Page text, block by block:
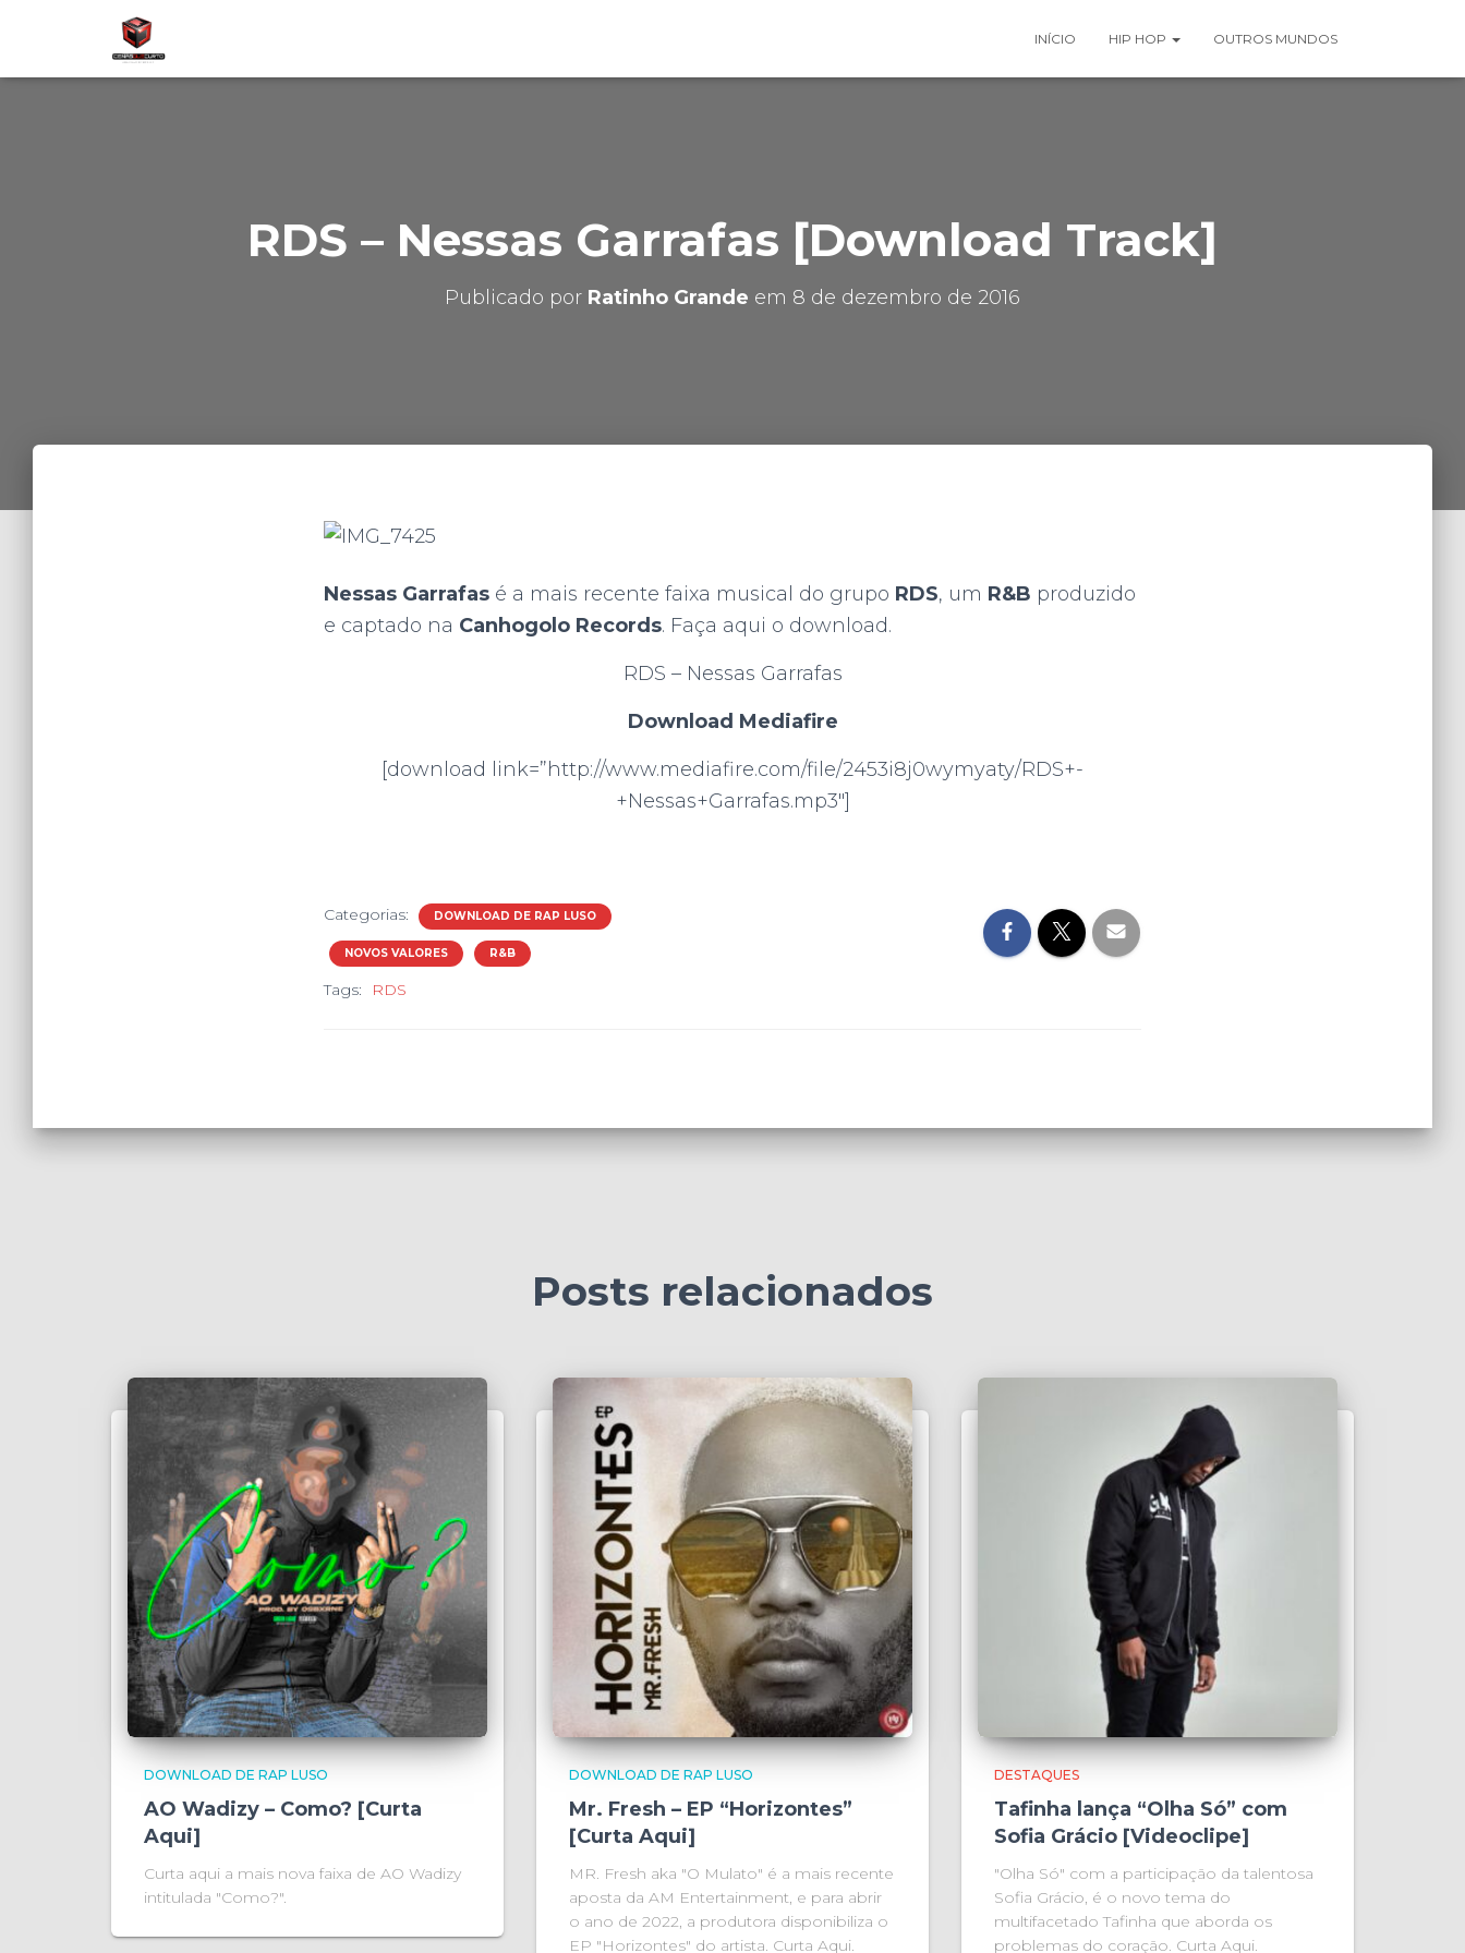
INÍCIO HIP HOP OUTROS MUNDOS
RDS – Nessas Garrafas [Download Track]
Publicado por Ratinho Grande em 8 de dezembro de 2016
Nessas Garrafas é a mais recente faixa musical do grupo RDS, um R&B produzido
e captado na Canhogolo Records. Faça aqui o download.
RDS – Nessas Garrafas
Download Mediafire
[download link=”http://www.mediafire.com/file/2453i8j0wymyaty/RDS+-
+Nessas+Garrafas.mp3″]
Categorias: DOWNLOAD DE RAP LUSO
NOVOS VALORES R&B
Tags: RDS
Posts relacionados
DOWNLOAD DE RAP LUSO
AO Wadizy – Como? [Curta
Aqui]
Curta aqui a mais nova faixa de AO Wadizy
intitulada "Como?".
DOWNLOAD DE RAP LUSO
Mr. Fresh – EP “Horizontes”
[Curta Aqui]
MR. Fresh aka "O Mulato" é a mais recente
aposta da AM Entertainment, e para abrir
o ano de 2022, a produtora disponibiliza o
EP "Horizontes" do artista. Curta Aqui.
DESTAQUES
Tafinha lança “Olha Só” com
Sofia Grácio [Videoclipe]
"Olha Só" com a participação da talentosa
Sofia Grácio, é o novo tema do
multifacetado Tafinha que aborda os
problemas do coração. Curta Aqui.